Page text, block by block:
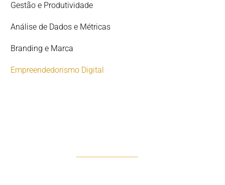
Gestão e Produtividade
Análise de Dados e Métricas
Branding e Marca
Empreendedorismo Digital